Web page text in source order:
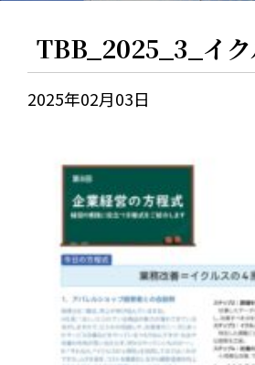
TBB_2025_3_イ
2025年02月03日